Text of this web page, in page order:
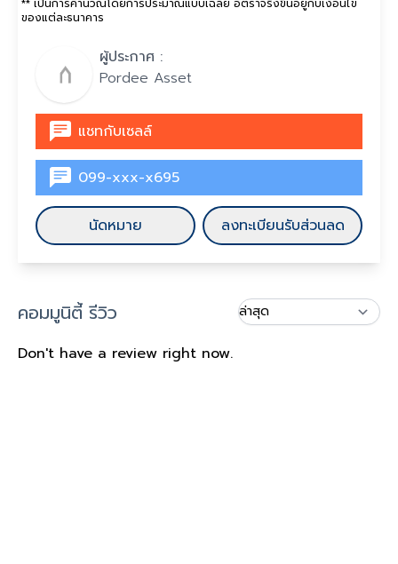
ผู้ประกาศ :
Pordee Asset
แชทกับเซลล์
099-xxx-x695
นัดหมาย ลงทะเบียนรับส่วนลด
** เป็นการคำนวณโดยการประมาณแบบเฉลี่ย อัตราจริงขึ้นอยู่กับเงื่อนไข
ของแต่ละธนาคาร
คอมมูนิตี้ รีวิว
Don't have a review right now.